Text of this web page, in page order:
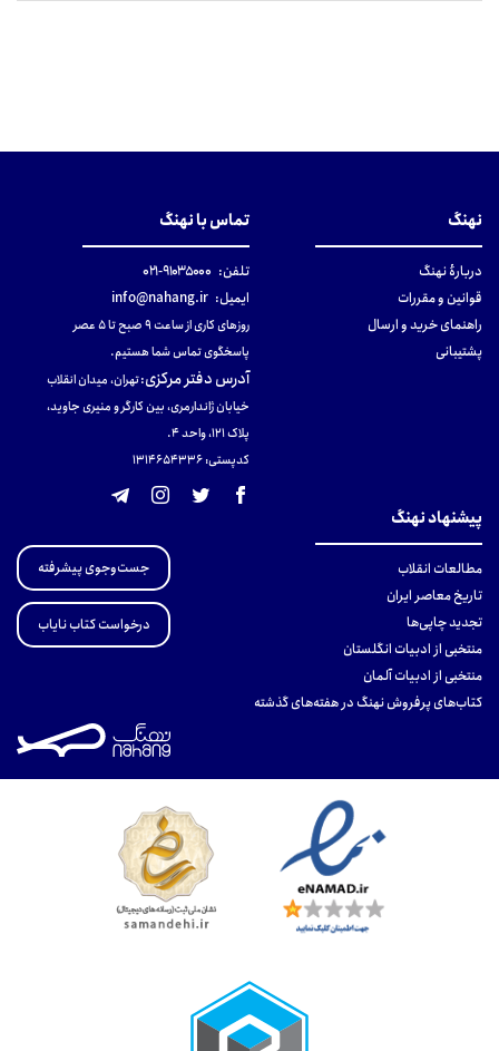
نهنگ
دربارهٔ نهنگ
قوانین و مقررات
راهنمای خرید و ارسال
پشتیبانی
تماس با نهنگ
تلفن: ۹۱۰۳۵۰۰۰-۰۲۱
ایمیل: info@nahang.ir
روزهای کاری از ساعت ۹ صبح تا ۵ عصر
پاسخگوی تماس شما هستیم.
آدرس دفتر مرکزی:تهران، میدان انقلاب
خیابان ژاندارمری، بین کارگر و منیری جاوید،
پلاک 121، واحد ۴.
کدپستی: 131465433۶
پیشنهاد نهنگ
مطالعات انقلاب
تاریخ معاصر ایران
تجدید چاپی‌ها
منتخبی از ادبیات انگلستان
منتخبی از ادبیات آلمان
کتاب‌های پرفروش نهنگ در هفته‌های گذشته
جست‌وجوی پیشرفته
درخواست کتاب نایاب